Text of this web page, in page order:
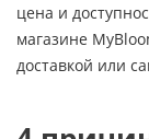
цена и
магазине
доставкой или